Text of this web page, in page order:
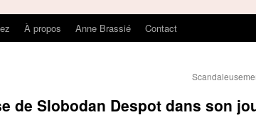
À propos Anne Brassié Contact
de Slobodan Despot dans son